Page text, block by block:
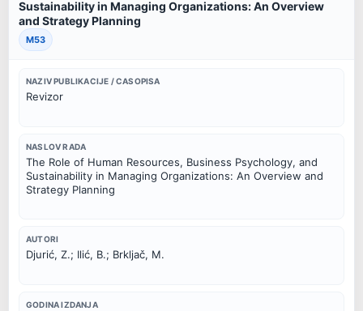
Sustainability in Managing Organizations: An Overview
and Strategy Planning
M53
NAZIV PUBLIKACIJE / CASOPISA
Revizor
NASLOV RADA
The Role of Human Resources, Business Psychology, and
Sustainability in Managing Organizations: An Overview and
Strategy Planning
AUTORI
Djurić, Z.; Ilić, B.; Brkljač, M.
GODINA IZDANJA